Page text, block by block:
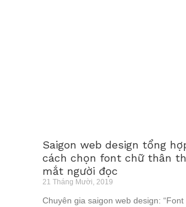
Saigon web design tổng
cách chọn font chữ thân
mắt người đọc
21 Tháng Mười, 2019
Chuyên gia saigon web design: “Font